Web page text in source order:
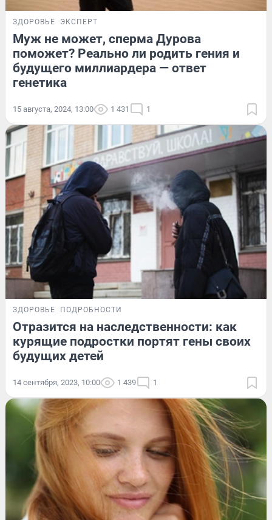
ЗДОРОВЬЕ ЭКСПЕРТ
Муж не может, сперма Дурова
поможет? Реально ли родить гения и
будущего миллиардера — ответ
генетика
15 августа, 2024, 13:00 1 431 1
ЗДОРОВЬЕ ПОДРОБНОСТИ
Отразится на наследственности: как
курящие подростки портят гены своих
будущих детей
14 сентября, 2023, 10:00 1 439 1